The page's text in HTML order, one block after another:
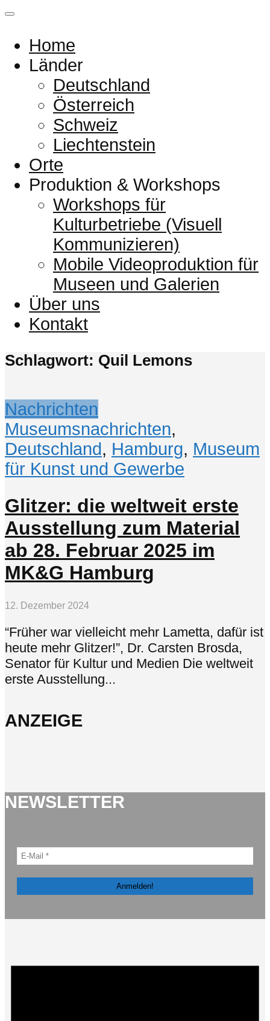
Home
Länder
Deutschland
Österreich
Schweiz
Liechtenstein
Orte
Produktion & Workshops
Workshops für
Kulturbetriebe (Visuell
Kommunizieren)
Mobile Videoproduktion für
Museen und Galerien
Über uns
Kontakt
Schlagwort: Quil Lemons
Nachrichten
Museumsnachrichten,
Deutschland, Hamburg, Museum
für Kunst und Gewerbe
Glitzer: die weltweit erste
Ausstellung zum Material
ab 28. Februar 2025 im
MK&G Hamburg
12. Dezember 2024
“Früher war vielleicht mehr Lametta, dafür ist
heute mehr Glitzer!”, Dr. Carsten Brosda,
Senator für Kultur und Medien Die weltweit
erste Ausstellung...
ANZEIGE
NEWSLETTER